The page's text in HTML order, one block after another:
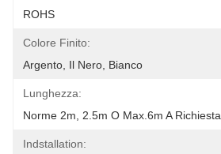
ROHS
Colore Finito:
Argento, Il Nero, Bianco
Lunghezza:
Norme 2m, 2.5m O Max.6m A Richiesta
Indstallation: